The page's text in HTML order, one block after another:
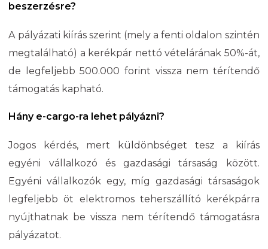
beszerzésre?
A pályázati kiírás szerint (mely a fenti oldalon szintén
megtalálható) a kerékpár nettó vételárának 50%-át,
de legfeljebb 500.000 forint vissza nem térítendő
támogatás kapható.
Hány e-cargo-ra lehet pályázni?
Jogos kérdés, mert küldönbséget tesz a kiírás
egyéni vállalkozó és gazdasági társaság között.
Egyéni vállalkozók egy, míg gazdasági társaságok
legfeljebb öt elektromos teherszállító kerékpárra
nyújthatnak be vissza nem térítendő támogatásra
pályázatot.